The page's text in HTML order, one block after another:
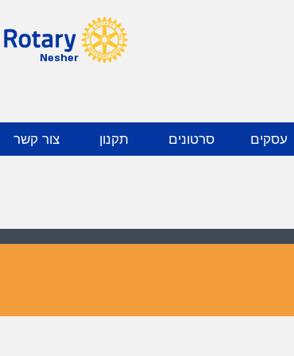
Nesher
עסקים סרטונים תקנון צור קשר